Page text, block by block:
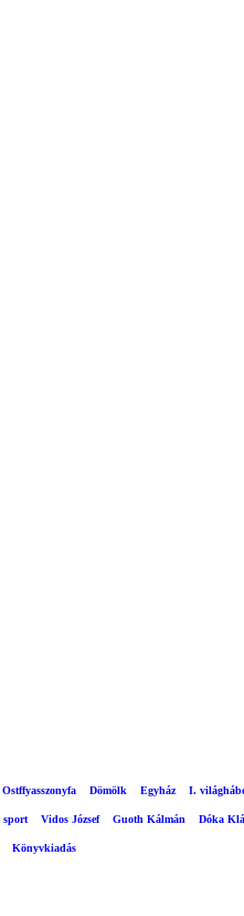
Ostffyasszonyfa Dömölk Egyház I.
sport Vidos József Guoth Kálmán Dóka
Könyvkiadás